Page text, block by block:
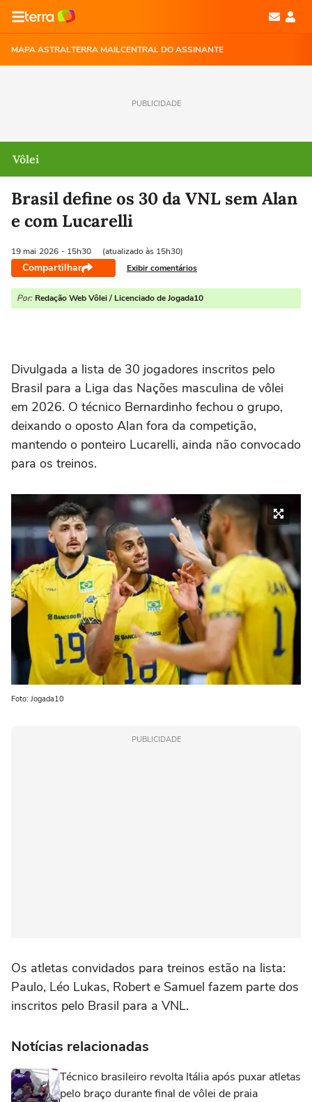
MAPA ASTRALTERRA MAILCENTRAL DO ASSINANTE
PUBLICIDADE
Vôlei
Brasil define os 30 da VNL sem Alan
e com Lucarelli
19 mai 2026 - 15h30 (atualizado às 15h30)
Compartilhar Exibir comentários
Por: Redação Web Vôlei / Licenciado de Jogada10
Divulgada a lista de 30 jogadores inscritos pelo
Brasil para a Liga das Nações masculina de vôlei
em 2026. O técnico Bernardinho fechou o grupo,
deixando o oposto Alan fora da competição,
mantendo o ponteiro Lucarelli, ainda não convocado
para os treinos.
Foto: Jogada10
PUBLICIDADE
Os atletas convidados para treinos estão na lista:
Paulo, Léo Lukas, Robert e Samuel fazem parte dos
inscritos pelo Brasil para a VNL.
Notícias relacionadas
Técnico brasileiro revolta Itália após puxar atletas
pelo braço durante final de vôlei de praia